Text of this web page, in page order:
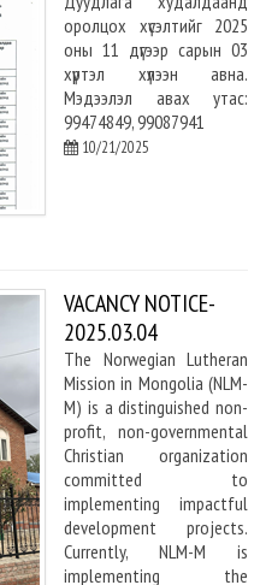
оролцох хүсэлтийг 2025
оны 11 дүгээр сарын 03
хүртэл хүлээн авна.
Мэдээлэл авах утас:
99474849, 99087941
10/21/2025
VACANCY NOTICE-
2025.03.04
The Norwegian Lutheran
Mission in Mongolia (NLM-
M) is a distinguished non-
profit, non-governmental
Christian organization
committed to
implementing impactful
development projects.
Currently, NLM-M is
implementing the